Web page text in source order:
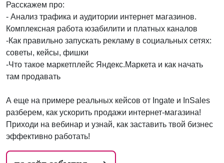
Расскажем про:
- Анализ трафика и аудитории интернет магазинов.
Комплексная работа юзабилити и платных каналов
-Как правильно запускать рекламу в социальных сетях:
советы, кейсы, фишки
-Что такое маркетплейс Яндекс.Маркета и как начать
там продавать
А еще на примере реальных кейсов от Ingate и InSales
разберем, как ускорить продажи интернет-магазина!
Приходи на вебинар и узнай, как заставить твой бизнес
эффективно работать!